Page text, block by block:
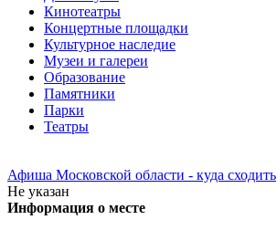
Кинотеатры
Концертные площадки
Культурное наследие
Музеи и галереи
Образование
Памятники
Парки
Театры
Афиша Московской области - куда сходить
Не указан
Информация о месте